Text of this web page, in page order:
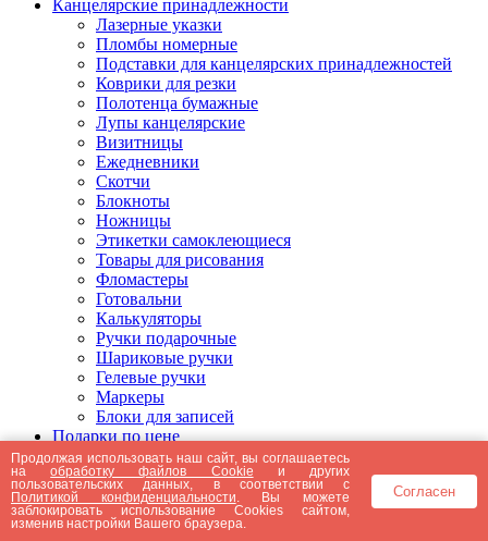
Канцелярские принадлежности
Лазерные указки
Пломбы номерные
Подставки для канцелярских принадлежностей
Коврики для резки
Полотенца бумажные
Лупы канцелярские
Визитницы
Ежедневники
Скотчи
Блокноты
Ножницы
Этикетки самоклеющиеся
Товары для рисования
Фломастеры
Готовальни
Калькуляторы
Ручки подарочные
Шариковые ручки
Гелевые ручки
Маркеры
Блоки для записей
Подарки по цене
Подарки от 5000 рублей
Подарки до 5000 рублей
Подарки до 3000 рублей
Подарки до 2000 рублей
Подарки до 1000 рублей
Продолжая использовать наш сайт, вы соглашаетесь
наобработку файлов Cookie и других
пользовательских данных, в соответствии с
Политикой конфиденциальности . Вы можете
заблокировать использование Cookies сайтом,
изменив настройки Вашего браузера.
Согласен